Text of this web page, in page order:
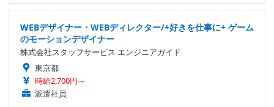
WEBデザイナー・WEBディレクター/+好きを仕事に+ ゲーム
のモーションデザイナー
株式会社スタッフサービス エンジニアガイド
東京都
時給2,700円～
派遣社員